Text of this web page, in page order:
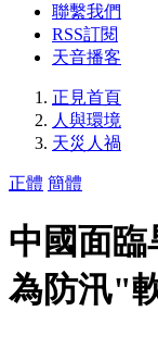
聯繫我們
RSS訂閱
天音播客
正見首頁
人與環境
天災人禍
正體 簡體
中國面臨
為防汛"